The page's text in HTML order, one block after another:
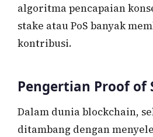
algoritma pencapaian
stake atau PoS banyak
kontribusi.
Pengertian Proof of
Dalam dunia blockchain,
ditambang dengan